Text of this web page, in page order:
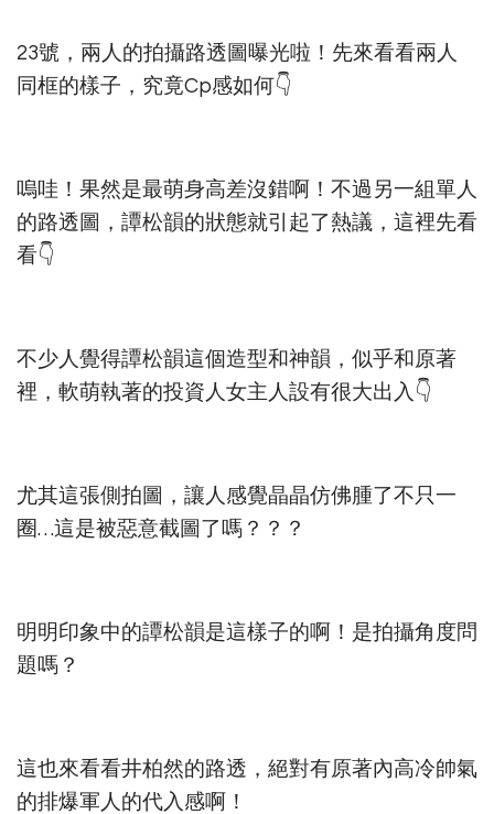
23號，兩人的拍攝路透圖曝光啦！先來看看兩人
同框的樣子，究竟Cp感如何👇
嗚哇！果然是最萌身高差沒錯啊！不過另一組單人
的路透圖，譚松韻的狀態就引起了熱議，這裡先看
看👇
不少人覺得譚松韻這個造型和神韻，似乎和原著
裡，軟萌執著的投資人女主人設有很大出入👇
尤其這張側拍圖，讓人感覺晶晶仿佛腫了不只一
圈…這是被惡意截圖了嗎？？？
明明印象中的譚松韻是這樣子的啊！是拍攝角度問
題嗎？
這也來看看井柏然的路透，絕對有原著內高冷帥氣
的排爆軍人的代入感啊！